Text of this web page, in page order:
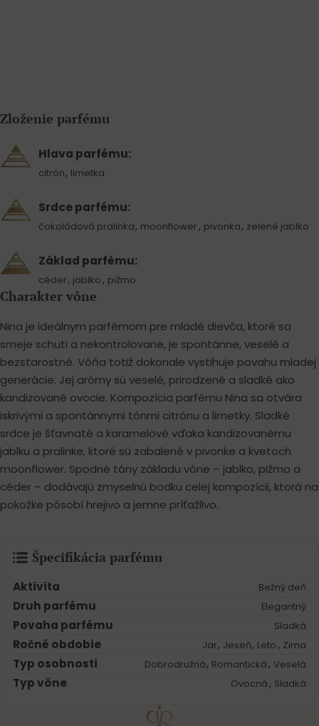
Zloženie parfému
Hlava parfému:
citrón, limetka
Srdce parfému:
čokoládová pralinka, moonflower , pivonka, zelené jablko
Základ parfému:
céder, jablko , pižmo
Charakter vône
Nina je ideálnym parfémom pre mladé dievča, ktoré sa
smeje schuti a nekontrolovane, je spontánne, veselé a
bezstarostné. Vôňa totiž dokonale vystihuje povahu mladej
generácie. Jej arómy sú veselé, prirodzené a sladké ako
kandizované ovocie. Kompozícia parfému Nina sa otvára
iskrivými a spontánnymi tónmi citrónu a limetky. Sladké
srdce je šťavnaté a karamelové vďaka kandizovanému
jablku a pralinke, ktoré sú zabalené v pivonke a kvetoch
moonflower. Spodné tóny základu vône – jablko, pižmo a
céder – dodávajú zmyselnú bodku celej kompozícii, ktorá na
pokožke pôsobí hrejivo a jemne príťažlivo.
Špecifikácia parfému
Aktivita Bežný deň
Druh parfému Elegantný
Povaha parfému Sladká
Ročné obdobie Jar, Jeseň, Leto , Zima
Typ osobnosti Dobrodružná, Romantická , Veselá
Typ vône Ovocná , Sladká